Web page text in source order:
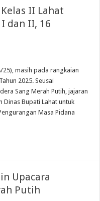
II Lahat
dan II, 16
25), masih pada rangkaian
2025. Seusai
Sang Merah Putih, jajaran
Dinas Bupati Lahat untuk
Masa Pidana
Upacara
Putih